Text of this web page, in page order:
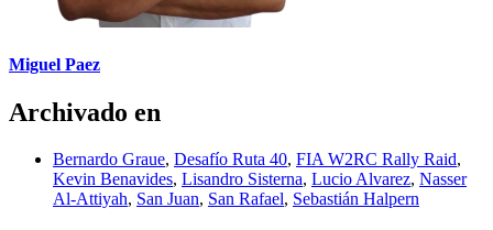
Miguel Paez
Archivado en
Bernardo Graue, Desafío Ruta 40, FIA W2RC Rally Raid,
Kevin Benavides, Lisandro Sisterna, Lucio Alvarez, Nasser
Al-Attiyah, San Juan, San Rafael, Sebastián Halpern